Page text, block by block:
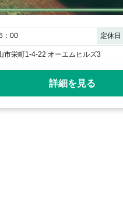
：00 定休日
市栄町1-4-22 オーエムヒルズ3
詳細を見る